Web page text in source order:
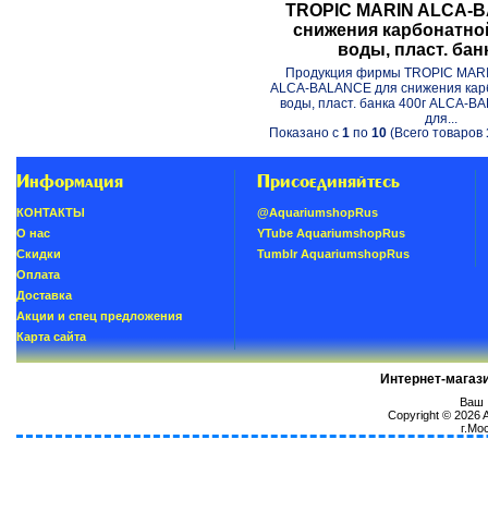
TROPIC MARIN ALCA-
снижения
воды, пласт.
Продукция фирмы TROPIC
ALCA-BALANCE для снижения
воды, пласт. банка 400г ALCA-
для...
Показано с 1по 10(Всего товаров
Информация
КОНТАКТЫ
О нас
Скидки
Oплатa
Доставка
Акции и спец предложения
Карта сайта
Присоединяйтесь
@AquariumshopRus
YTube AquariumshopRus
Tumblr AquariumshopRus
Интернет-
Ваш
Copyright © 2026